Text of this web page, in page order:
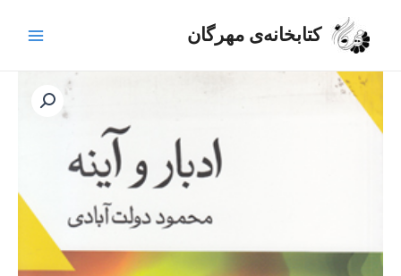
کتابخانه‌ی مهرگان